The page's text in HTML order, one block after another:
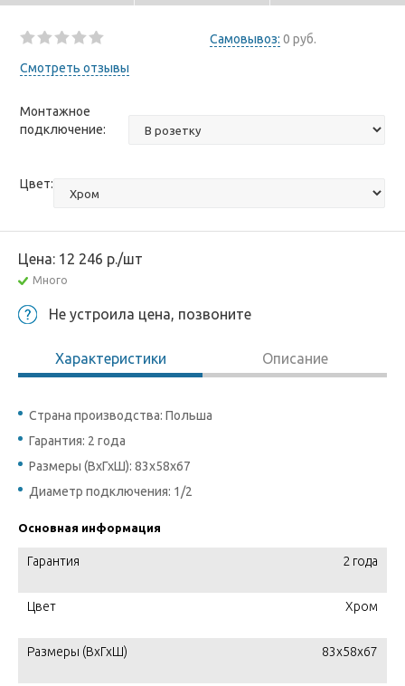
Самовывоз: 0 руб.
Смотреть отзывы
Монтажное
подключение:
Цвет:
Цена: 12 246 р./шт
Много
Не устроила цена, позвоните
Характеристики Описание
Страна производства: Польша
Гарантия: 2 года
Размеры (ВхГхШ): 83х58х67
Диаметр подключения: 1/2
Основная информация
Гарантия 2 года
Цвет Хром
Размеры (ВхГхШ) 83х58х67